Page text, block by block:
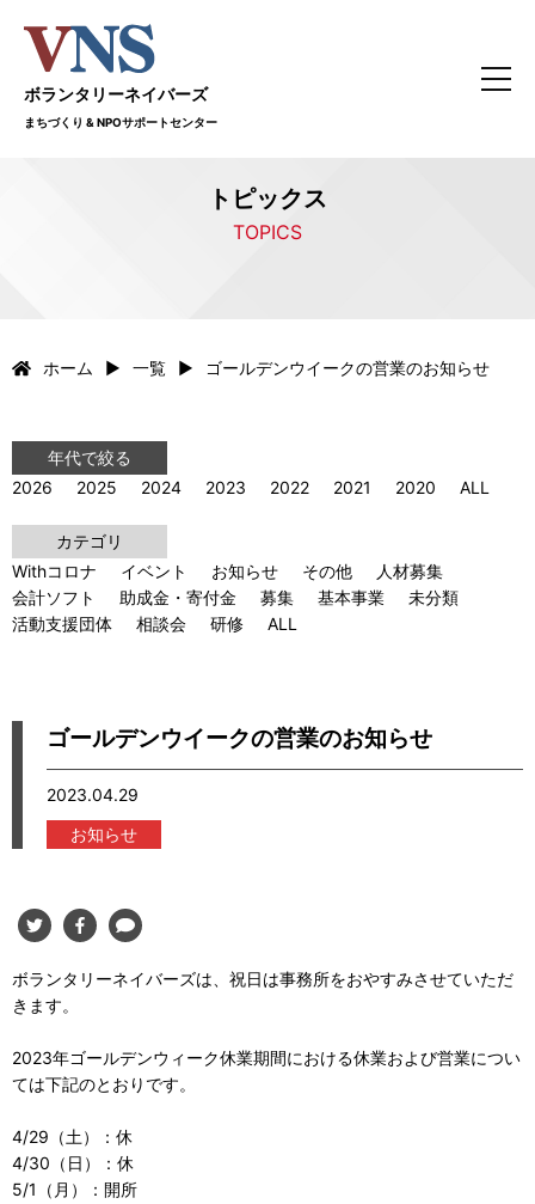
ボランタリーネイバーズ
まちづくり & NPOサポートセンター
トピックス
TOPICS
ホーム 一覧 ゴールデンウイークの営業のお知らせ
年代で絞る
2026
2025 2024 2023 2022 2021 2020 ALL
カテゴリ
Withコロナ
イベント お知らせ その他
人材募集
会計ソフト
助成金・寄付金 募集 基本事業
未分類
活動支援団体
相談会 研修 ALL
ゴールデンウイークの営業のお知らせ
2023.04.29
お知らせ
ボランタリーネイバーズは、祝日は事務所をおやすみさせていただ
きます。
2023年ゴールデンウィーク休業期間における休業および営業につい
ては下記のとおりです。
4/29（土）：休
4/30（日）：休
5/1（月）：開所